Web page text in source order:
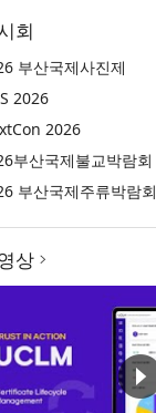
회
부산국제사진제
2026
2026
부산국제불교박람회
부산국제주류박람회
상